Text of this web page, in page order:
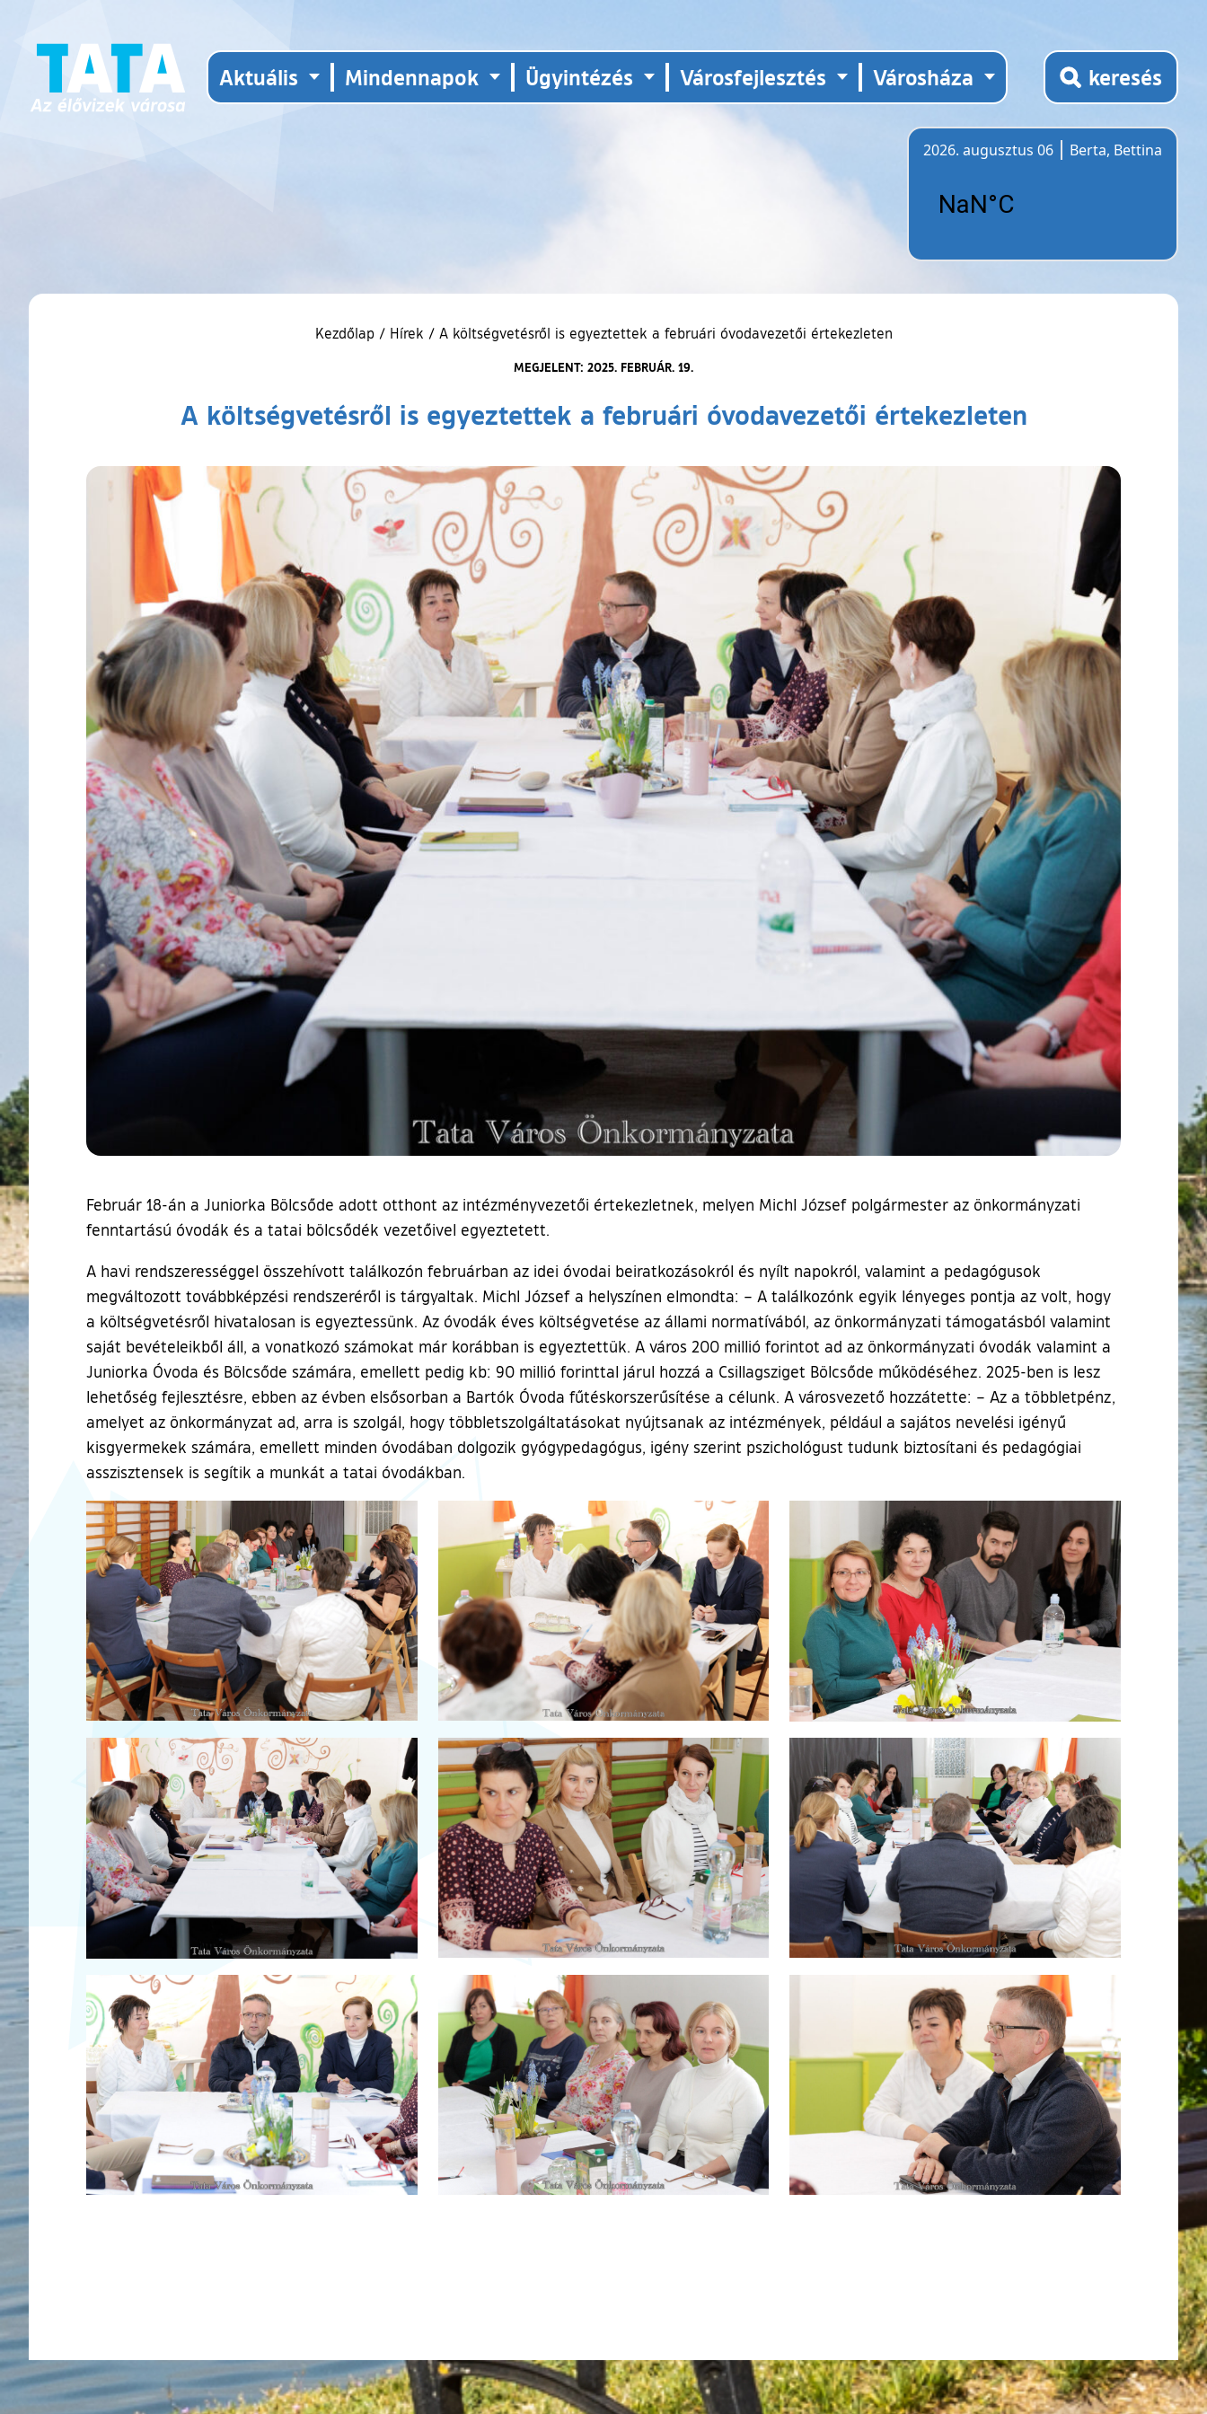
Aktuális Mindennapok Ügyintézés Városfejlesztés Városháza keresés
2026. augusztus 06
Berta, Bettina
Kezdőlap / Hírek / A költségvetésről is egyeztettek a februári óvodavezetői értekezleten
MEGJELENT: 2025. FEBRUÁR. 19.
A költségvetésről is egyeztettek a februári óvodavezetői értekezleten
Február 18-án a Juniorka Bölcsőde adott otthont az intézményvezetői értekezletnek, melyen Michl József polgármester az önkormányzati
fenntartású óvodák és a tatai bölcsődék vezetőivel egyeztetett.
A havi rendszerességgel összehívott találkozón februárban az idei óvodai beiratkozásokról és nyílt napokról, valamint a pedagógusok
megváltozott továbbképzési rendszeréről is tárgyaltak. Michl József a helyszínen elmondta: – A találkozónk egyik lényeges pontja az volt, hogy
a költségvetésről hivatalosan is egyeztessünk. Az óvodák éves költségvetése az állami normatívából, az önkormányzati támogatásból valamint
saját bevételeikből áll, a vonatkozó számokat már korábban is egyeztettük. A város 200 millió forintot ad az önkormányzati óvodák valamint a
Juniorka Óvoda és Bölcsőde számára, emellett pedig kb: 90 millió forinttal járul hozzá a Csillagsziget Bölcsőde működéséhez. 2025-ben is lesz
lehetőség fejlesztésre, ebben az évben elsősorban a Bartók Óvoda fűtéskorszerűsítése a célunk. A városvezető hozzátette: – Az a többletpénz,
amelyet az önkormányzat ad, arra is szolgál, hogy többletszolgáltatásokat nyújtsanak az intézmények, például a sajátos nevelési igényű
kisgyermekek számára, emellett minden óvodában dolgozik gyógypedagógus, igény szerint pszichológust tudunk biztosítani és pedagógiai
asszisztensek is segítik a munkát a tatai óvodákban.
Ugrás a galéria utánra